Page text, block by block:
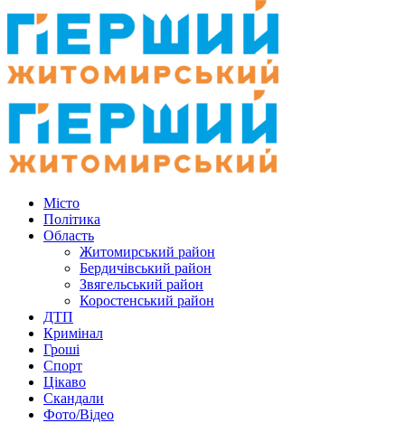
Місто
Політика
Область
Житомирський район
Бердичівський район
Звягельський район
Коростенський район
ДТП
Кримінал
Гроші
Спорт
Цікаво
Скандали
Фото/Відео